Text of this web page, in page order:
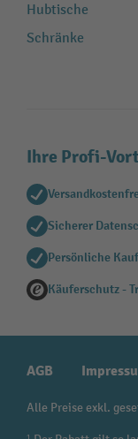
Hubtische
Schränke
Ihre Profi-
Sicherer
Persönliche
Käuferschutz -
AGB
Alle Preise exkl.